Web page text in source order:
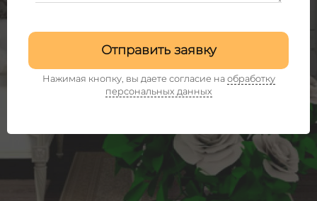
Отправить заявку
Нажимая кнопку, вы даете согласие на обработку
персональных данных